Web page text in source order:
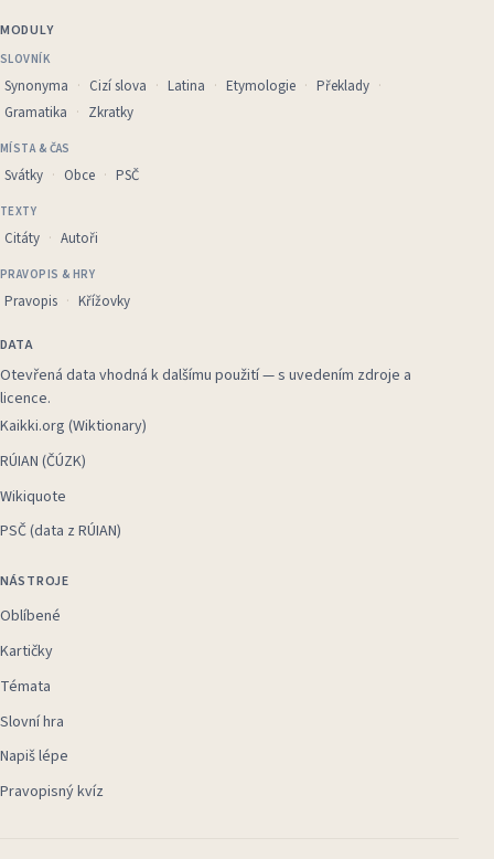
MODULY
SLOVNÍK
Synonyma Cizí slova Latina Etymologie
Překlady
Gramatika
Zkratky
MÍSTA & ČAS
Svátky Obce PSČ
TEXTY
Citáty Autoři
PRAVOPIS & HRY
Pravopis Křížovky
DATA
Otevřená data vhodná k dalšímu použití — s uvedením zdroje a
licence.
Kaikki.org (Wiktionary)
RÚIAN (ČÚZK)
Wikiquote
PSČ (data z RÚIAN)
NÁSTROJE
Oblíbené
Kartičky
Témata
Slovní hra
Napiš lépe
Pravopisný kvíz